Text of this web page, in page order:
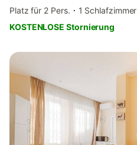
Platz für 2 Pers.
1 Schlafzimmer
KOSTENLOSE Stornierung